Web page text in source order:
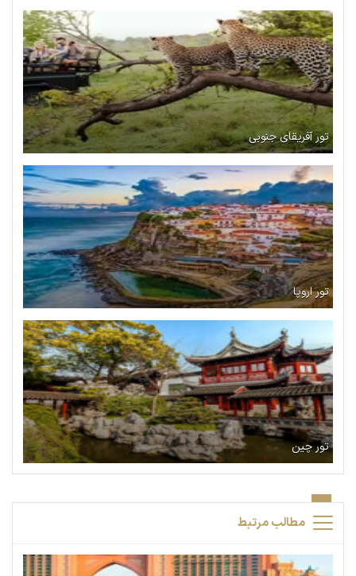
تور آفریقای جنوبی
تور اروپا
تور چین
مطالب مرتبط